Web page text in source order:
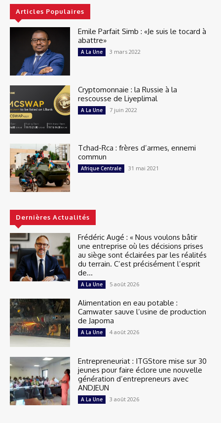
Articles Populaires
Emile Parfait Simb : «Je suis le tocard à
abattre»
A La Une 3 mars 2022
Cryptomonnaie : la Russie à la
rescousse de Liyeplimal
A La Une 7 juin 2022
Tchad-Rca : frères d’armes, ennemi
commun
Afrique Centrale 31 mai 2021
Dernières Actualités
Frédéric Augé : « Nous voulons bâtir
une entreprise où les décisions prises
au siège sont éclairées par les réalités
du terrain. C’est précisément l’esprit
de...
A La Une 5 août 2026
Alimentation en eau potable :
Camwater sauve l’usine de production
de Japoma
A La Une 4 août 2026
Entrepreneuriat : ITGStore mise sur 30
jeunes pour faire éclore une nouvelle
génération d’entrepreneurs avec
ANDJEUN
A La Une 3 août 2026